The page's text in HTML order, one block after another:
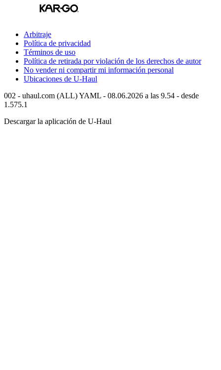
Arbitraje
Política de privacidad
Términos de uso
Política de retirada por violación de los derechos de autor
No vender ni compartir mi información personal
Ubicaciones de U-Haul
002 - uhaul.com (ALL) YAML - 08.06.2026 a las 9.54 - desde
1.575.1
Descargar la aplicación de U-Haul